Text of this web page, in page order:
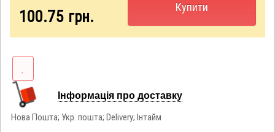
100.75 грн.
Купити
Інформація про доставку
Нова Пошта; Укр. пошта; Delivery; Інтайм